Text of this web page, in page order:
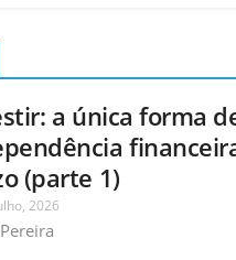
a única forma
(parte 1)
2026